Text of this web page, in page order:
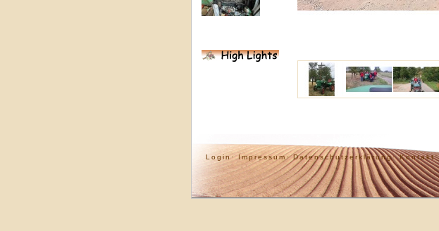
Login· Impressum· Datenschutzerklärung· Kontakt·